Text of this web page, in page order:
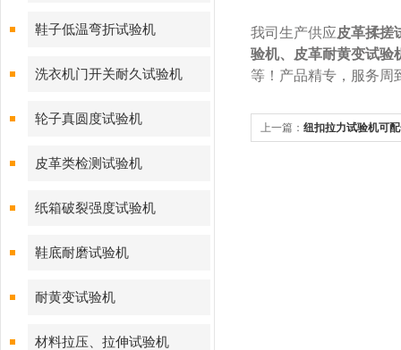
鞋子低温弯折试验机
洗衣机门开关耐久试验机
轮子真圆度试验机
皮革类检测试验机
纸箱破裂强度试验机
鞋底耐磨试验机
耐黄变试验机
材料拉压、拉伸试验机
我司生产供应皮革揉搓
验机、皮革耐黄变试验
等！产品精专，服务周
上一篇： 纽扣拉力试验机可